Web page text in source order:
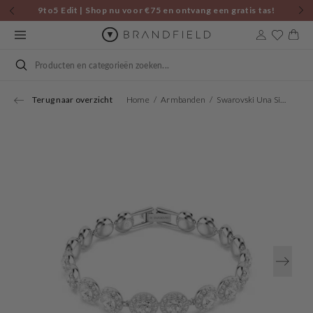
Skip to
content
9to5 Edit | Shop nu voor €75 en ontvang een gratis tas!
Cart
Search
Terug naar overzicht Home Armbanden Swarovski Una Silver Coloured Bracelet 5682279
in
gallery